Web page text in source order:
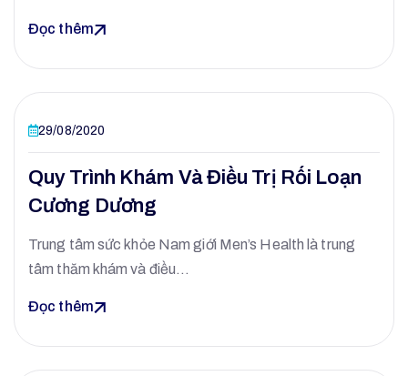
Đọc thêm
29/08/2020
Quy Trình Khám Và Điều Trị Rối Loạn
Cương Dương
Trung tâm sức khỏe Nam giới Men’s Health là trung
tâm thăm khám và điều…
Đọc thêm